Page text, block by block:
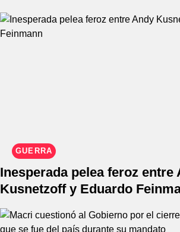
GUERRA
Inesperada pelea feroz entre
Kusnetzoff y Eduardo